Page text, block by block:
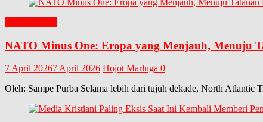
NATO Minus One: Eropa yang Menjauh, Menuju
7 April 20267 April 2026 Hojot Marluga 0
Oleh: Sampe Purba Selama lebih dari tujuh dekade, North